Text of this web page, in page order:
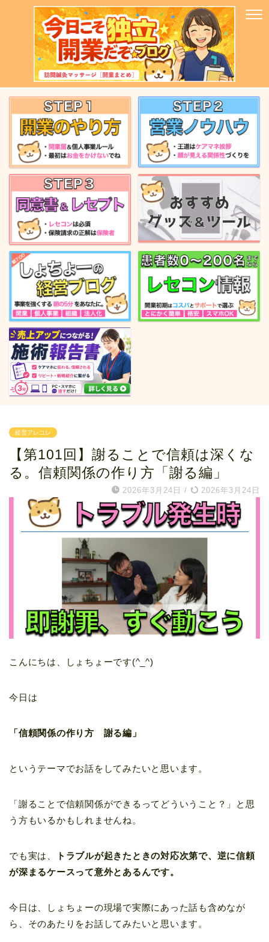
経営アレコレ
【第101回】謝ることで信頼は深くな
る。信頼関係の作り方「謝る編」
2026年3月24日 / 2026年3月24日
こんにちは、しょちょーです(^_^)
今日は
「信頼関係の作り方 謝る編」
というテーマでお話をしてみたいと思います。
「謝ることで信頼関係ができるってどういうこと？」と思
う方もいるかもしれませんね。
でも実は、
トラブルが起きたときの対応次第で、逆に信頼
が深まるケースって意外とあるんです。
今日は、しょちょーの現場で実際にあった話も含めなが
ら、そのあたりをお話してみたいと思います。